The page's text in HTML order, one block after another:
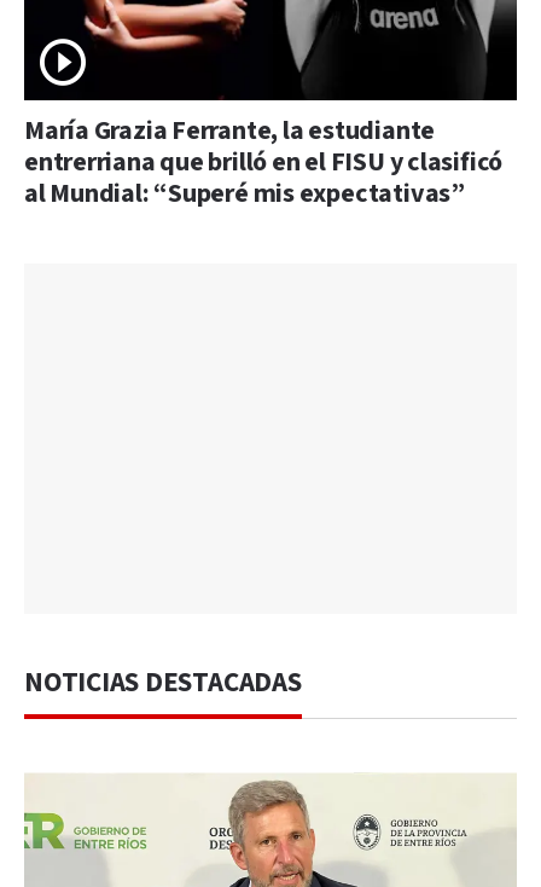
María Grazia Ferrante, la estudiante
entrerriana que brilló en el FISU y clasificó
al Mundial: “Superé mis expectativas”
NOTICIAS DESTACADAS